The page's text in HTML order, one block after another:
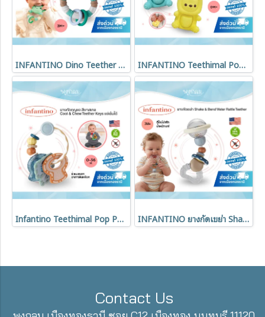
INFANTINO Dino Teether ยางกัดเด็ก BPA Free ของเล่นเสริมพัฒนาการ 3 เดือนขึ้นไป INFANTINO Teethimal Pop Pals ยางกัดซิลิโคน ช้าง & สิงโต BPA Free ของเล่นเสริมพัฒนาการเด็กแรกเกิด
Infantino Teethimal Pop Pals ยางกัดซิลิโคน ช้าง & สิงโต ของเล่นเสริมพัฒนาการเด็ก (0-36 เดือน) INFANTINO ยางกัดเขย่า Shake & Bend Water Rattle Teether เสริมพัฒนาการเด็ก 3 เดือนขึ้นไป
Contact Us